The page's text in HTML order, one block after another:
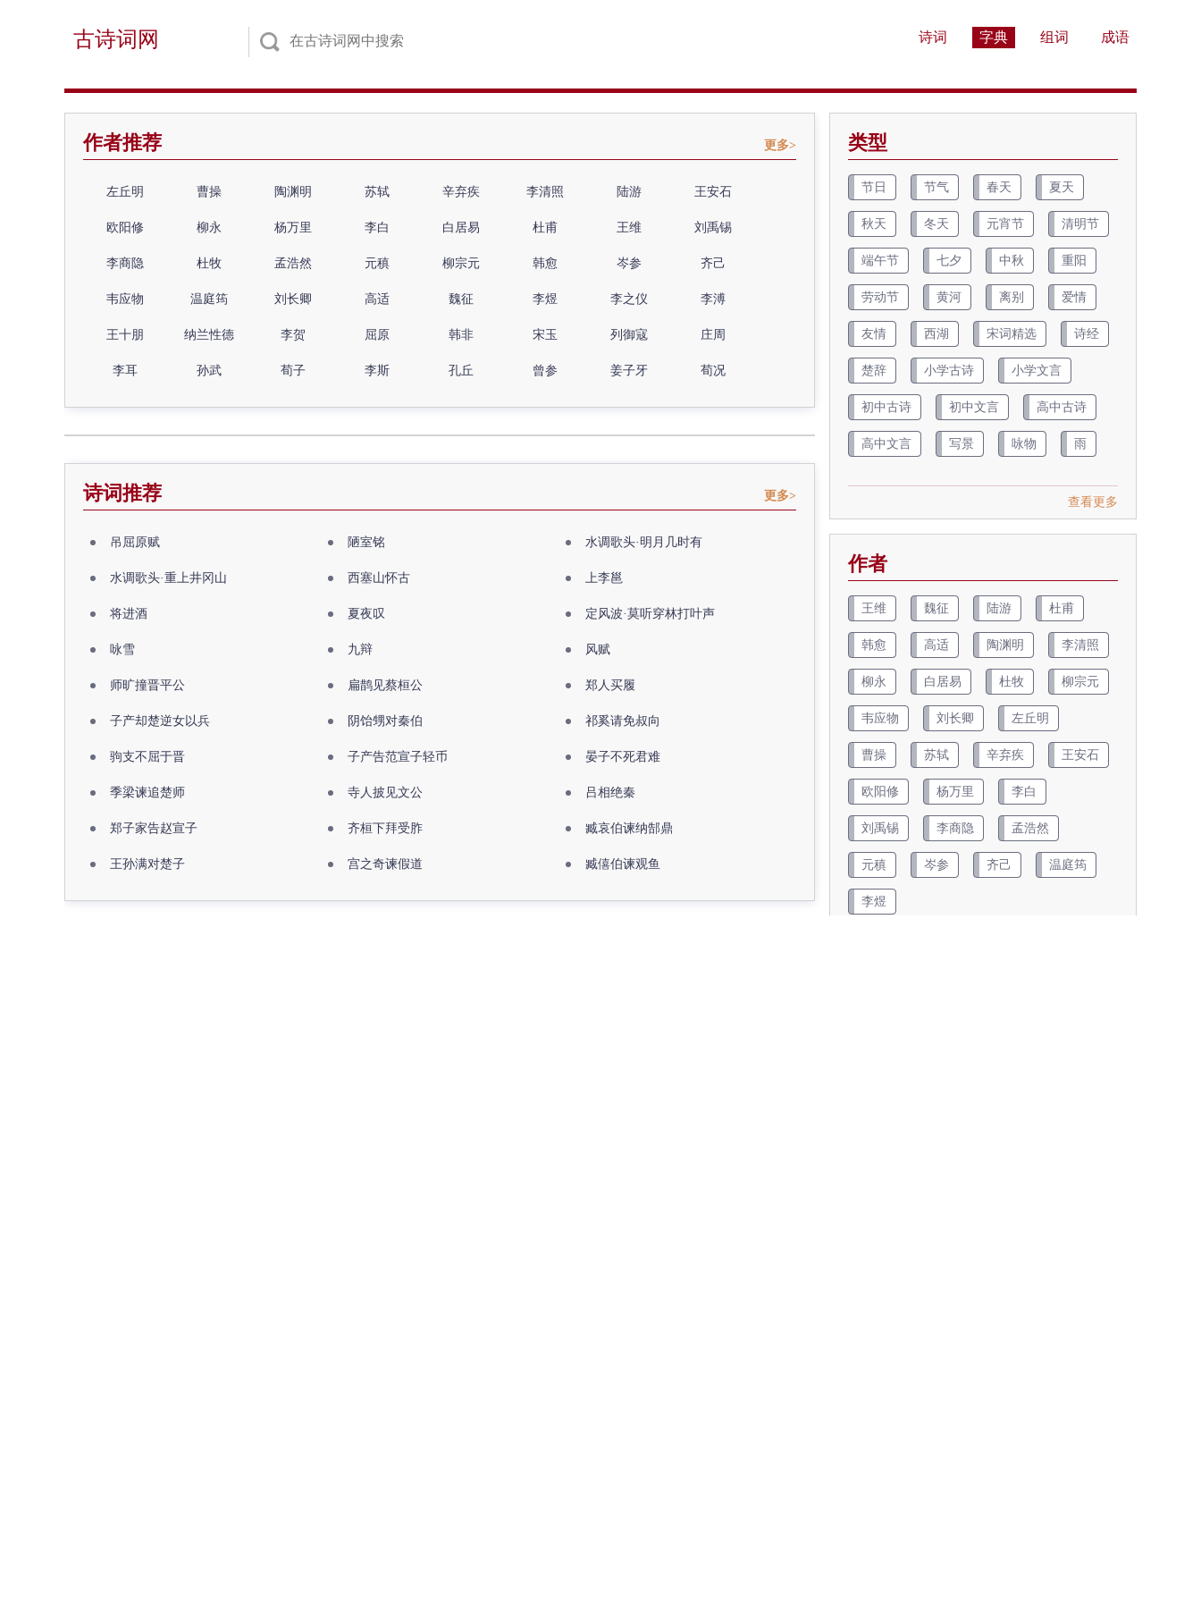
古诗词网 诗词 字典 组词 成语
作者推荐 更多>
左丘明 曹操 陶渊明 苏轼 辛弃疾 李清照 陆游 王安石
欧阳修 柳永 杨万里 李白 白居易 杜甫 王维 刘禹锡
李商隐 杜牧 孟浩然 元稹 柳宗元 韩愈 岑参 齐己
韦应物 温庭筠 刘长卿 高适 魏征 李煜 李之仪 李溥
王十朋 纳兰性德 李贺 屈原 韩非 宋玉 列御寇 庄周
李耳 孙武 荀子 李斯 孔丘 曾参 姜子牙 荀况
诗词推荐 更多>
吊屈原赋 陋室铭 水调歌头·明月几时有
水调歌头·重上井冈山 西塞山怀古 上李邕
将进酒 夏夜叹 定风波·莫听穿林打叶声
咏雪 九辩 风赋
师旷撞晋平公 扁鹊见蔡桓公 郑人买履
子产却楚逆女以兵 阴饴甥对秦伯 祁奚请免叔向
驹支不屈于晋 子产告范宣子轻币 晏子不死君难
季梁谏追楚师 寺人披见文公 吕相绝秦
郑子家告赵宣子 齐桓下拜受胙 臧哀伯谏纳郜鼎
王孙满对楚子 宫之奇谏假道 臧僖伯谏观鱼
类型
节日 节气 春天 夏天
秋天 冬天 元宵节 清明节
端午节 七夕 中秋 重阳
劳动节 黄河 离别 爱情
友情 西湖 宋词精选 诗经
楚辞 小学古诗 小学文言
初中古诗 初中文言 高中古诗
高中文言 写景 咏物 雨
查看更多
作者
王维 魏征 陆游 杜甫
韩愈 高适 陶渊明 李清照
柳永 白居易 杜牧 柳宗元
韦应物 刘长卿 左丘明
曹操 苏轼 辛弃疾 王安石
欧阳修 杨万里 李白
刘禹锡 李商隐 孟浩然
元稹 岑参 齐己 温庭筠
李煜